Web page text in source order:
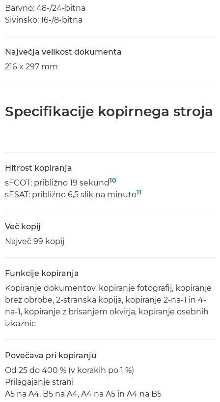
Barvno: 48-/24-bitna
Sivinsko: 16-/8-bitna
Največja velikost dokumenta
216 x 297 mm
Specifikacije kopirnega stroja
Hitrost kopiranja
sFCOT: približno 19 sekund10
sESAT: približno 6,5 slik na minuto11
Več kopij
Največ 99 kopij
Funkcije kopiranja
Kopiranje dokumentov, kopiranje fotografij, kopiranje
brez obrobe, 2-stranska kopija, kopiranje 2-na-1 in 4-
na-1, kopiranje z brisanjem okvirja, kopiranje osebnih
izkaznic
Povečava pri kopiranju
Od 25 do 400 % (v korakih po 1 %)
Prilagajanje strani
A5 na A4, B5 na A4, A4 na A5 in A4 na B5